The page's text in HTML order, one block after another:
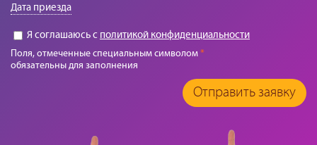
Дата приезда
Я соглашаюсь с политикой конфиденциальности
Поля, отмеченные специальным символом*
обязательны для заполнения
Отправить заявку